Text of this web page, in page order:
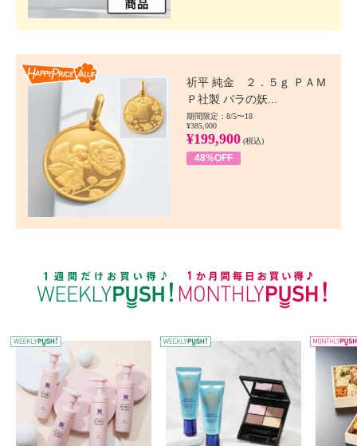
祈平 純金 ２．５ｇ ＰＡＭ
Ｐ社製 バラの妖...
期間限定：8/5〜18
¥385,000
¥199,900 (税込)
48%OFF
WEEKLY PUSH